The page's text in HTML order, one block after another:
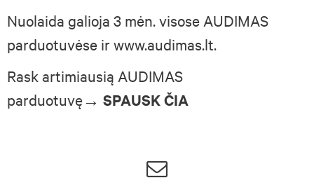
Nuolaida galioja 3 mėn. visose AUDIMAS
parduotuvėse ir www.audimas.lt.
Rask artimiausią AUDIMAS
parduotuvę→ SPAUSK ČIA